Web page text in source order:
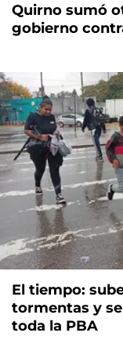
Quirno sumó
gobierno
El tiempo:
tormentas y
toda la PBA